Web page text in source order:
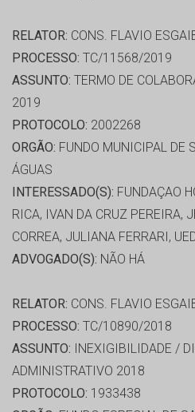
RELATOR: CONS. FLAVIO
PROCESSO: TC/11568/2019
ASSUNTO: TERMO DE
2019
PROTOCOLO: 2002268
ORGÃO: FUNDO MUNICIPAL DE
ÁGUAS
INTERESSADO(S): FUNDAÇAO
RICA, IVAN DA CRUZ PEREIRA,
CORREA, JULIANA FERRARI,
ADVOGADO(S): NÃO HÁ
RELATOR: CONS. FLAVIO
PROCESSO: TC/10890/2018
ASSUNTO: INEXIGIBILIDADE /
ADMINISTRATIVO 2018
PROTOCOLO: 1933438